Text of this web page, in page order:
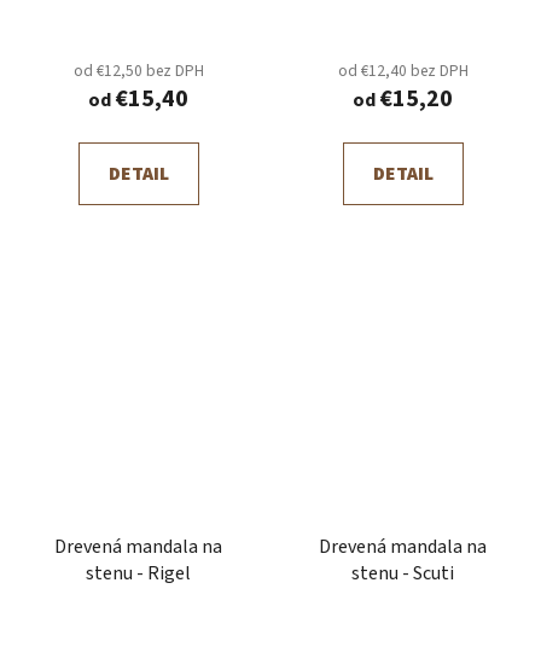
od €12,50 bez DPH
od€15,40
DETAIL
od €12,40 bez DPH
od€15,20
DETAIL
Drevená mandala na
stenu - Rigel
Drevená mandala na
stenu - Scuti